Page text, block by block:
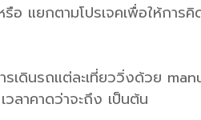
แยกตามโปรเจคเพื่อให้การ
เดินรถแต่ละเที่ยววิ่งด้วย
ลาคาดว่าจะถึง เป็นต้น